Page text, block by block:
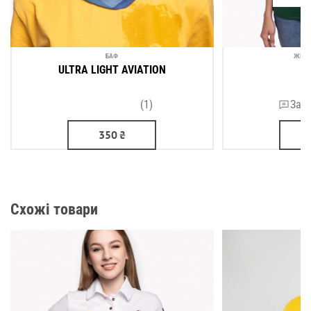
БАФ
ULTRA LIGHT AVIATION
(1)
350₴
Схожі товари